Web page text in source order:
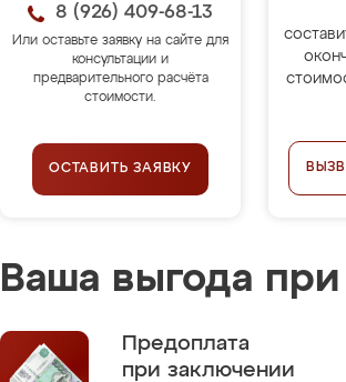
8 (926) 409-68-13
Или оставьте заявку на сайте для
консультации и
предварительного расчёта
стоимости.
ОСТАВИТЬ ЗАЯВКУ
Ваша выгода при
Предоплата
при заключении